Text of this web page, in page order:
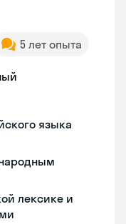
5 лет опыта
языка
лексике и